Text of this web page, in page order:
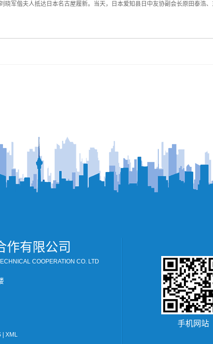
军偕夫人抵达日本名古屋履新。当天，日本爱知县日中友协副会长原田泰浩
作有限公司
COOPERATION CO. LTD
XML
手机网站